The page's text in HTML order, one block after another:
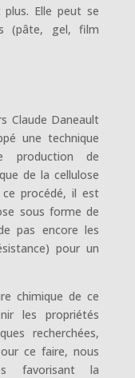
Elle peut se
(pâte, gel, film
Claude Daneault
une technique
production de
de la cellulose
ce procédé, il est
sous forme de
pas encore les
pour un
chimique de ce
les propriétés
recherchées,
ce faire, nous
favorisant la